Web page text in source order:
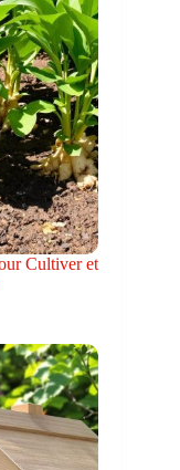
Cultiver et